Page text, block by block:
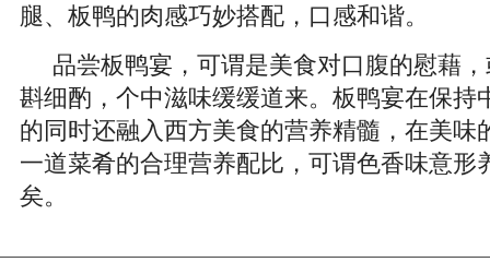
腿、板鸭的肉感巧妙搭配，口感和谐。
品尝板鸭宴，可谓是美食对口腹的慰藉
斟细酌，个中滋味缓缓道来。板鸭宴在保持
的同时还融入西方美食的营养精髓，在美味
一道菜肴的合理营养配比，可谓色香味意形
矣。